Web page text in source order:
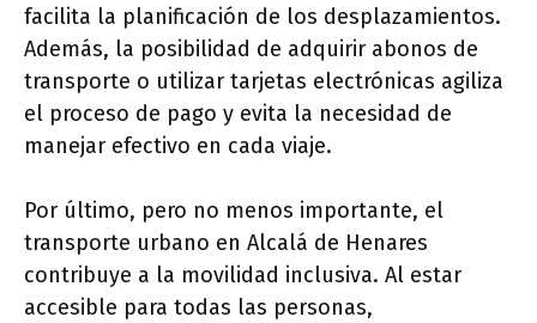
facilita la planificación de los desplazamientos.
Además, la posibilidad de adquirir abonos de
transporte o utilizar tarjetas electrónicas agiliza
el proceso de pago y evita la necesidad de
manejar efectivo en cada viaje.
Por último, pero no menos importante, el
transporte urbano en Alcalá de Henares
contribuye a la movilidad inclusiva. Al estar
accesible para todas las personas,